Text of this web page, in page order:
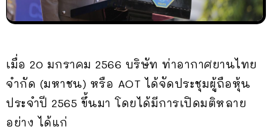
เมื่อ 20 มกราคม 2566 บริษัท ท่าอากาศยานไทย
จํากัด (มหาชน) หรือ AOT ได้จัดประชุมผู้ถือหุ้น
ประจำปี 2565 ขึ้นมา โดยได้มีการเปิดมติหลาย
อย่าง ได้แก่